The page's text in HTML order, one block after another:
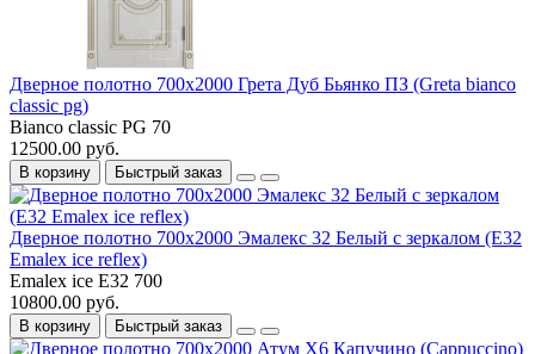
Дверное полотно 700x2000 Грета Дуб Бьянко ПЗ (Greta bianco
classic pg)
Bianco classic PG 70
12500.00 руб.
В корзину Быстрый заказ
Дверное полотно 700x2000 Эмалекс 32 Белый c зеркалом (E32
Emalex ice reflex)
Emalex ice E32 700
10800.00 руб.
В корзину Быстрый заказ